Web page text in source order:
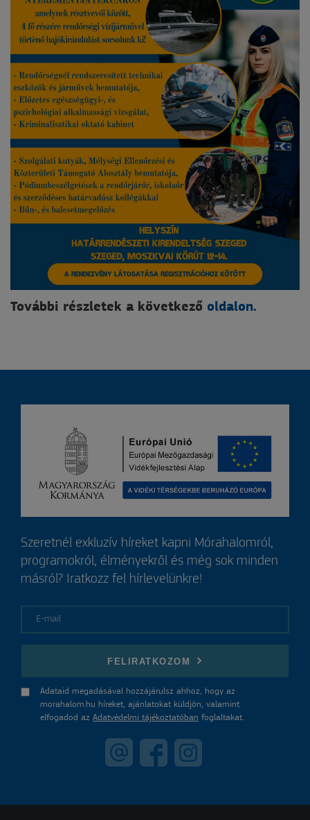
További részletek a következő oldalon.
Szeretnél exkluzív híreket kapni Mórahalomról,
programokról, élményekről és még sok minden
másról? Iratkozz fel hírlevelünkre!
FELIRATKOZOM
Adataid megadásával hozzájárulsz ahhoz, hogy az
morahalom.hu híreket, ajánlatokat küldjön, valamint
elfogadod az Adatvédelmi tájékoztatóban foglaltakat.